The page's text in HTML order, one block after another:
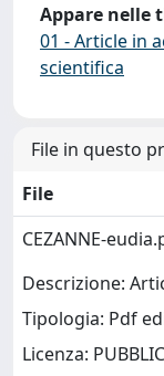
Appare nelle
01 - Article in
scientifica
File in questo
File
CEZANNE-
Descrizione:
Tipologia: Pdf
Licenza: